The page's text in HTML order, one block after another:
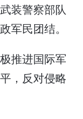
装警察部队
军民团结。
推进国际军
，反对侵略